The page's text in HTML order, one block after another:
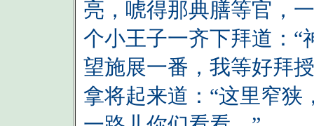
亮，唬得那典膳等官，
个小王子一齐下拜道：“
望施展一番，我等好拜
拿将起来道：“这里窄狭